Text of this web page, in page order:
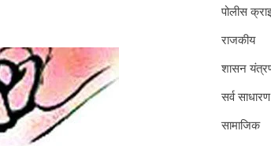
पोलीस
राजकीय
शासन
सर्व साधारण
सामाजिक